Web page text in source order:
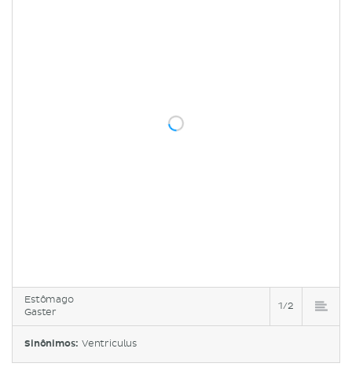
Estômago
Gaster
1/2
Sinônimos: Ventriculus